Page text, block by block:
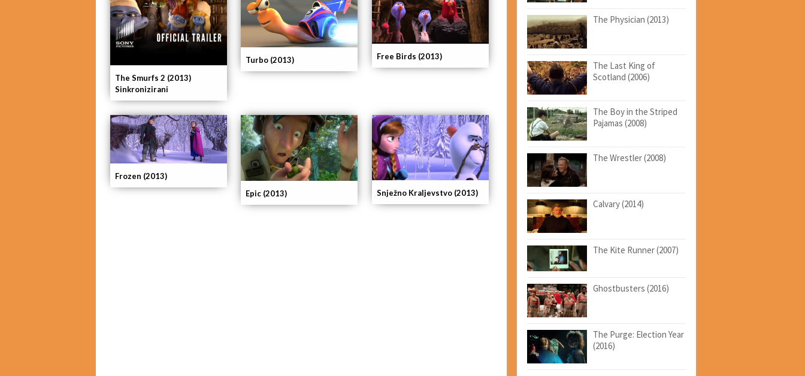
The Smurfs 2 (2013)
Sinkronizirani
Snježno Kraljevstvo (2013)
Epic (2013)
Frozen (2013)
Free Birds (2013)
Turbo (2013)
The Physician (2013)
The Last King of
Scotland (2006)
The Boy in the Striped
Pajamas (2008)
The Wrestler (2008)
Calvary (2014)
The Kite Runner (2007)
Ghostbusters (2016)
The Purge: Election Year
(2016)